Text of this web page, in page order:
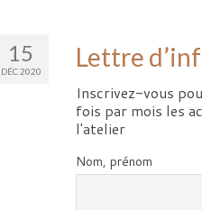
15
DÉC 2020 Lettre
Inscrivez-vous
fois par mois les
l'atelier
Nom, prénom